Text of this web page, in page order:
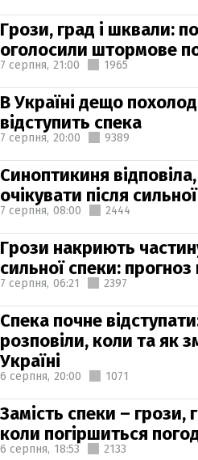
Грози, град і шквали: по
оголосили штормове
7 серпня, 21:00 1965
В Україні дещо
відступить спека
7 серпня, 20:00 9389
Синоптикиня
очікувати після
7 серпня, 08:00 2444
Грози накриють
сильної спеки:
7 серпня, 06:21 2397
Спека почне
розповіли, коли та як
Україні
6 серпня, 20:00 1071
Замість спеки – грози,
коли погіршиться
6 серпня, 18:53 2133